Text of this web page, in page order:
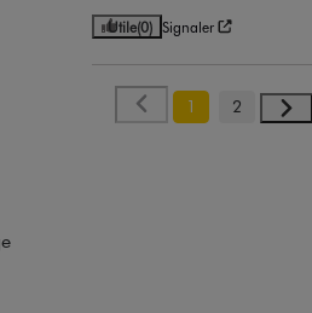
Utile(0) Signaler
1 2